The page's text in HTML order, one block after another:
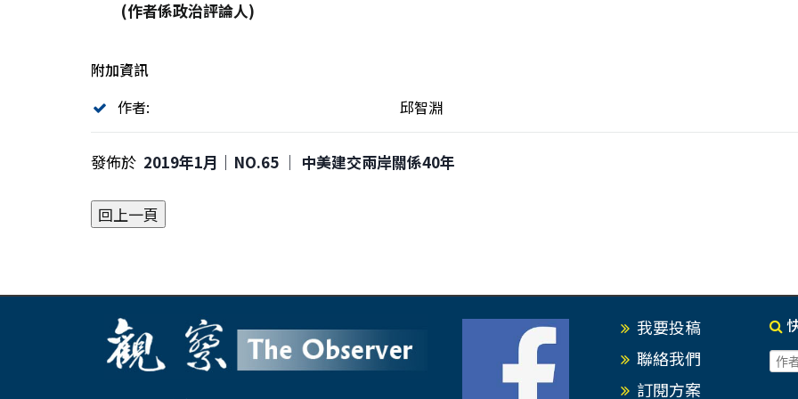
(作者係政治評論人)
附加資訊
作者:
邱智淵
發佈於 2019年1月｜NO.65 │ 中美建交兩岸關係40年
我要投稿
聯絡我們
訂閱方案